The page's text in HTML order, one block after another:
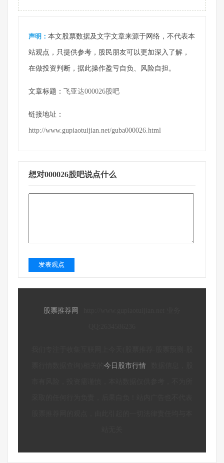
声明： 本文股票数据及文字文章来源于网络，不代表本
站观点，只提供参考，股民朋友可以更加深入了解，
在做投资判断，据此操作盈亏自负、风险自担。
文章标题： 飞亚达000026股吧
链接地址：
http://www.gupiaotuijian.net/guba000026.html
想对000026股吧说点什么
发表观点
股票推荐网
今日股市行情